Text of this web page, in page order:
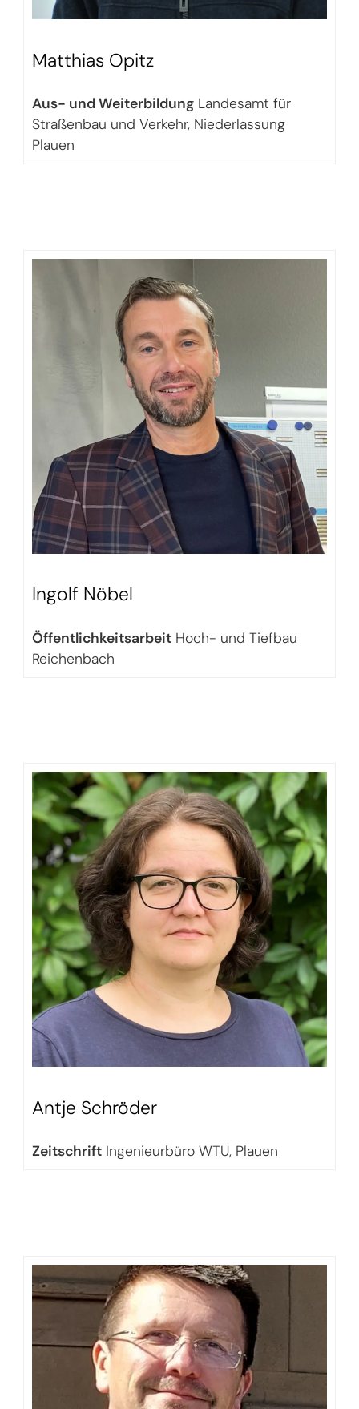
Matthias Opitz
Aus- und Weiterbildung Landesamt für
Straßenbau und Verkehr, Niederlassung
Plauen
Ingolf Nöbel
Öffentlichkeitsarbeit Hoch- und Tiefbau
Reichenbach
Antje Schröder
Zeitschrift Ingenieurbüro WTU, Plauen